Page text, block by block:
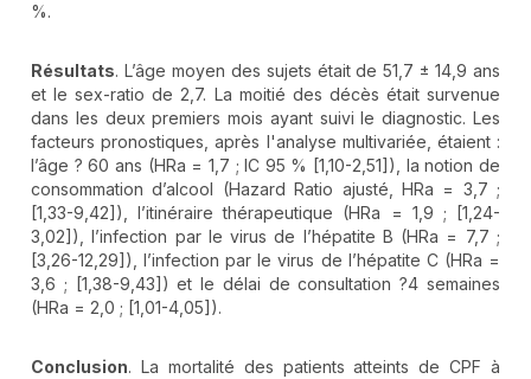
%.
Résultats. L’âge moyen des sujets était de 51,7 ± 14,9 ans
et le sex-ratio de 2,7. La moitié des décès était survenue
dans les deux premiers mois ayant suivi le diagnostic. Les
facteurs pronostiques, après l'analyse multivariée, étaient :
l’âge ? 60 ans (HRa = 1,7 ; IC 95 % [1,10-2,51]), la notion de
consommation d’alcool (Hazard Ratio ajusté, HRa = 3,7 ;
[1,33-9,42]), l’itinéraire thérapeutique (HRa = 1,9 ; [1,24-
3,02]), l’infection par le virus de l’hépatite B (HRa = 7,7 ;
[3,26-12,29]), l’infection par le virus de l’hépatite C (HRa =
3,6 ; [1,38-9,43]) et le délai de consultation ?4 semaines
(HRa = 2,0 ; [1,01-4,05]).
Conclusion. La mortalité des patients atteints de CPF à